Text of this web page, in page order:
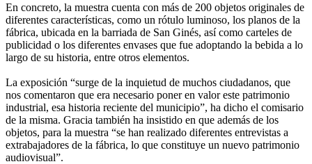
En concreto, la muestra cuenta con más de 200 objetos originales de
diferentes características, como un rótulo luminoso, los planos de la
fábrica, ubicada en la barriada de San Ginés, así como carteles de
publicidad o los diferentes envases que fue adoptando la bebida a lo
largo de su historia, entre otros elementos.
La exposición “surge de la inquietud de muchos ciudadanos, que
nos comentaron que era necesario poner en valor este patrimonio
industrial, esa historia reciente del municipio”, ha dicho el comisario
de la misma. Gracia también ha insistido en que además de los
objetos, para la muestra “se han realizado diferentes entrevistas a
extrabajadores de la fábrica, lo que constituye un nuevo patrimonio
audiovisual”.